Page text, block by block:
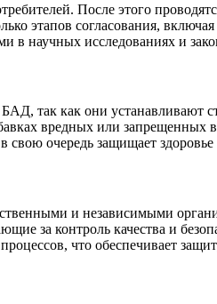
После этого
этапов согласования,
научных исследованиях и
так как они устанавливают
вредных или
очередь защищает здоровье
и независимыми
за контроль качества и
что обеспечивает